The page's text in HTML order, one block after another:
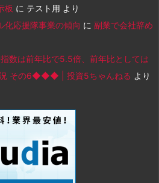
板 に テスト用 より
化応援隊事業の傾向 に 副業で会社辞め
指数は前年比で5.5倍、前年比としては
その6◆◆◆ | 投資5ちゃんねる より